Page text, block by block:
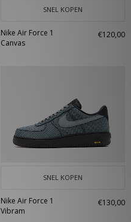
SNEL KOPEN
Nike Air Force 1
Canvas
€120,00
SNEL KOPEN
Nike Air Force 1
Vibram
€130,00